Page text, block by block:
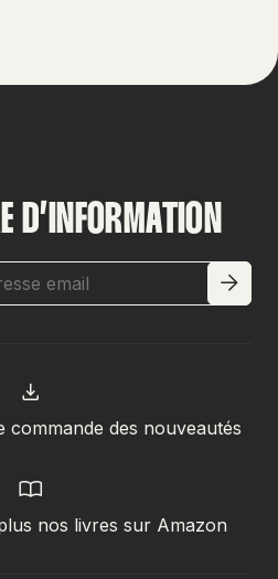
D’INFORMATION
commande des nouveautés
nos livres sur Amazon